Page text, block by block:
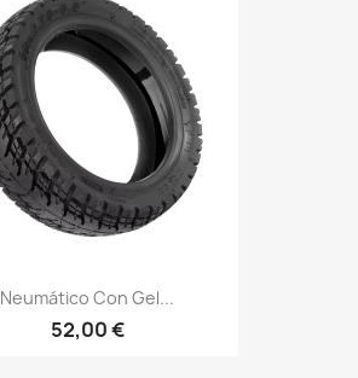
Neumático Con Gel...
52,00 €